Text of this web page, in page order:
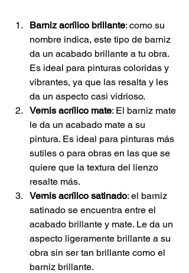
Barniz acrílico brillante: como su
nombre indica, este tipo de barniz
da un acabado brillante a tu obra.
Es ideal para pinturas coloridas y
vibrantes, ya que las resalta y les
da un aspecto casi vidrioso.
Vernis acrílico mate: El barniz mate
le da un acabado mate a su
pintura. Es ideal para pinturas más
sutiles o para obras en las que se
quiere que la textura del lienzo
resalte más.
Vernis acrílico satinado: el barniz
satinado se encuentra entre el
acabado brillante y mate. Le da un
aspecto ligeramente brillante a su
obra sin ser tan brillante como el
barniz brillante.